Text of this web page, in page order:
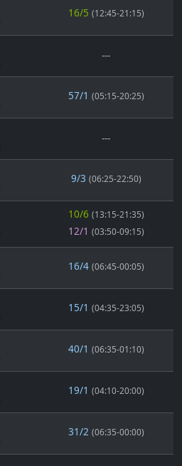
16/5 (12:45-21:15)
---
57/1 (05:15-20:25)
---
9/3 (06:25-22:50)
10/6 (13:15-21:35)
12/1 (03:50-09:15)
16/4 (06:45-00:05)
15/1 (04:35-23:05)
40/1 (06:35-01:10)
19/1 (04:10-20:00)
31/2 (06:35-00:00)